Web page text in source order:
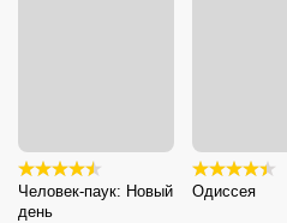
Человек-паук: Новый
день
Одиссея